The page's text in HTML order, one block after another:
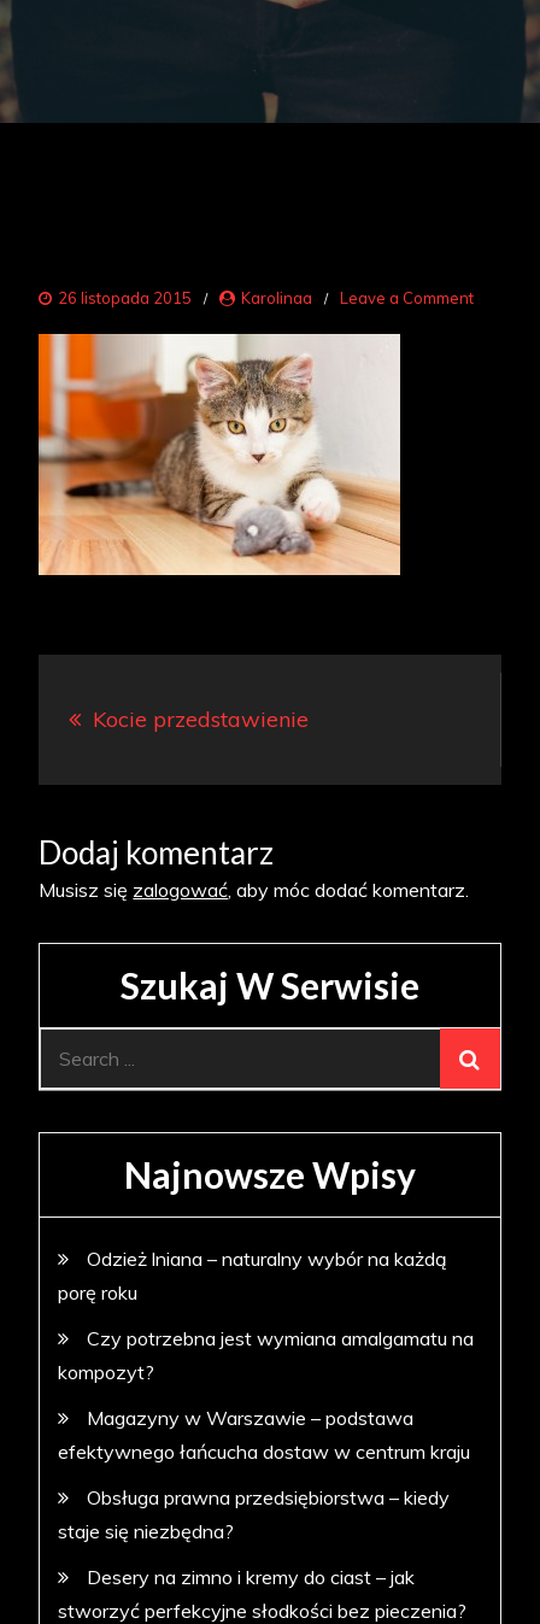
26 listopada 2015 Karolinaa Leave a Commenton
wpisu
Kocie przedstawienie
Dodaj komentarz
Musisz się zalogować, aby móc dodać komentarz.
Szukaj W Serwisie
Najnowsze Wpisy
Odzież lniana – naturalny wybór na każdą
porę roku
Czy potrzebna jest wymiana amalgamatu na
kompozyt?
Magazyny w Warszawie – podstawa
efektywnego łańcucha dostaw w centrum kraju
Obsługa prawna przedsiębiorstwa – kiedy
staje się niezbędna?
Desery na zimno i kremy do ciast – jak
stworzyć perfekcyjne słodkości bez pieczenia?